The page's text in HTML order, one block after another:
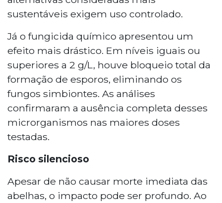
sustentáveis exigem uso controlado.
Já o fungicida químico apresentou um
efeito mais drástico. Em níveis iguais ou
superiores a 2 g/L, houve bloqueio total da
formação de esporos, eliminando os
fungos simbiontes. As análises
confirmaram a ausência completa desses
microrganismos nas maiores doses
testadas.
Risco silencioso
Apesar de não causar morte imediata das
abelhas, o impacto pode ser profundo. Ao